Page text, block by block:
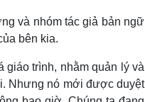
và nhóm tác giả bản ngữ
bên kia.
trình, nhằm quản lý và
Nhưng nó mới được duyệt